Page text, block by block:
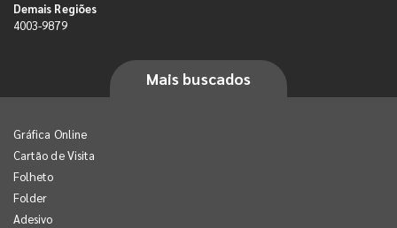
Demais Regiões
4003-9879
Mais buscados
Gráfica Online
Cartão de Visita
Folheto
Folder
Adesivo